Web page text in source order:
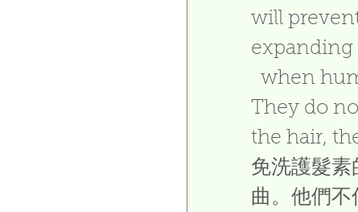
will
expanding
when
They do
the hair,
免洗護髮素
曲。他們不